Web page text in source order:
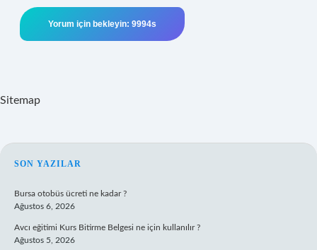
Sitemap
SIDEBAR
SON YAZILAR
Bursa otobüs ücreti ne kadar ?
Ağustos 6, 2026
Avcı eğitimi Kurs Bitirme Belgesi ne için kullanılır ?
Ağustos 5, 2026